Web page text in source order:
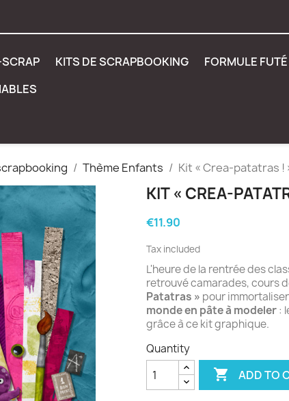
KITS DE SCRAPBOOKING
FORMULE
Thème Enfants Kit « Crea-patatras !
KIT « CREA-
€11.90
Tax included
L'heure de la rentrée des
retrouvé camarades, cours
Patatras » pour
monde en pâte à modeler:
grâce à ce kit graphique.
Quantity
 ADD TO